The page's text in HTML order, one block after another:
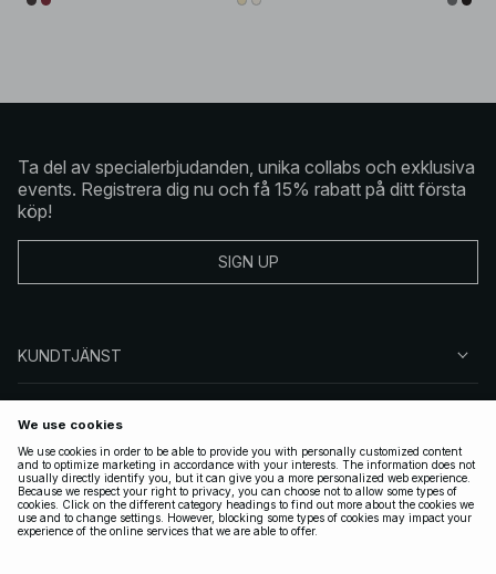
Ta del av specialerbjudanden, unika collabs och exklusiva
events. Registrera dig nu och få 15% rabatt på ditt första
köp!
SIGN UP
KUNDTJÄNST
FÖLJ OSS
JURIDISKT